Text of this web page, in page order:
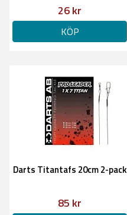
26 kr
KÖP
Darts Titantafs 20cm 2-pack
85 kr